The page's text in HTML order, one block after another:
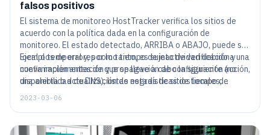
falsos positivos
El sistema de monitoreo HostTracker verifica los sitios de
acuerdo con la política dada en la configuración de
monitoreo. El estado detectado, ARRIBA o ABAJO, puede ser
local o temporal y, por lo tanto, es sujeto de verificación y
confirmación antes de que se lleve a cabo la siguiente acción,
una alerta o actualización de estadísticas de tiempo de
actividad.
Ejemplos de errores como tiempo de inactividad debido a una
nueva implementación y propagación de configuración (no
disponibilidad de DNS), listas negras de sitios locales,
entorno incompatible de verificación de tecnologías de
2023-03-06